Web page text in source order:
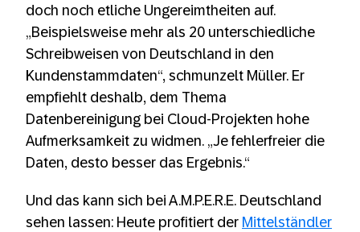
doch noch etliche Ungereimtheiten auf.
„Beispielsweise mehr als 20 unterschiedliche
Schreibweisen von Deutschland in den
Kundenstammdaten“, schmunzelt Müller. Er
empfiehlt deshalb, dem Thema
Datenbereinigung bei Cloud-Projekten hohe
Aufmerksamkeit zu widmen. „Je fehlerfreier die
Daten, desto besser das Ergebnis.“
Und das kann sich bei A.M.P.E.R.E. Deutschland
sehen lassen: Heute profitiert der Mittelständler